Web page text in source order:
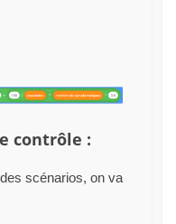
contrôle :
scénarios, on va